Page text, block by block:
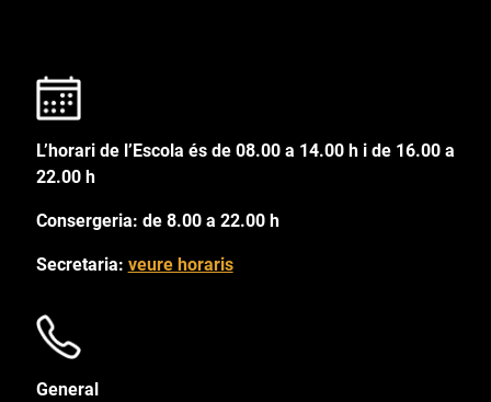
L’horari de l’Escola és de 08.00 a 14.00 h i de 16.00 a
22.00 h
Consergeria: de 8.00 a 22.00 h
Secretaria: veure horaris
General